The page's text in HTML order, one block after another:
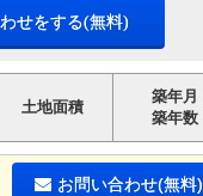
せをする(無料)
土地面積
築年月
築年数
お問い合わせ(無料)